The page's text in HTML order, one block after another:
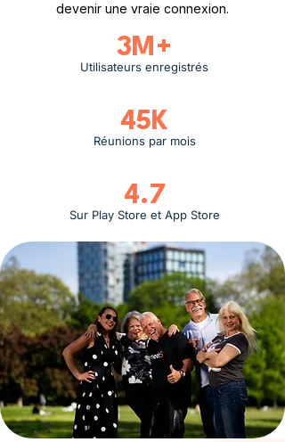
devenir une vraie connexion.
3M+
Utilisateurs enregistrés
45K
Réunions par mois
4.7
Sur Play Store et App Store